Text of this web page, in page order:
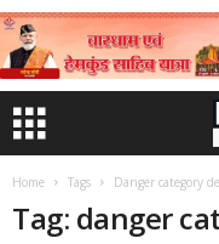
Home Tags Danger category
Tag: danger